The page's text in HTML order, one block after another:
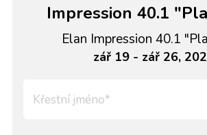
Impression 40.1
Elan Impression 40.1
zář 19 - zář 26,